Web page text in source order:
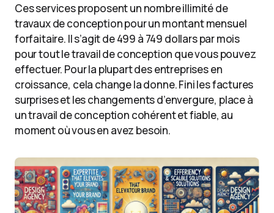
Ces services proposent un nombre illimité de
travaux de conception pour un montant mensuel
forfaitaire. Il s’agit de 499 à 749 dollars par mois
pour tout le travail de conception que vous pouvez
effectuer. Pour la plupart des entreprises en
croissance, cela change la donne. Fini les factures
surprises et les changements d’envergure, place à
un travail de conception cohérent et fiable, au
moment où vous en avez besoin.